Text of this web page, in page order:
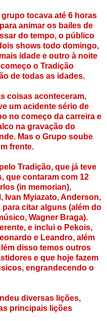
tocava até 6 horas
animar os bailes de
do tempo, o público
shows todo domingo,
idade e outro à noite
o Tradição
de todas as idades.
coisas aconteceram,
um acidente sério de
no começo da carreira e
na gravação do
Mas o Grupo soube
frente.
Tradição, que já teve
que contaram com 12
(in memorian),
Ivan Myiazato, Anderson,
para citar alguns (além do
Wagner Braga).
e inclui o Pekois,
e Leandro, além
disso temos outros
e que hoje fazem
engrandecendo o
diversas lições,
principais lições